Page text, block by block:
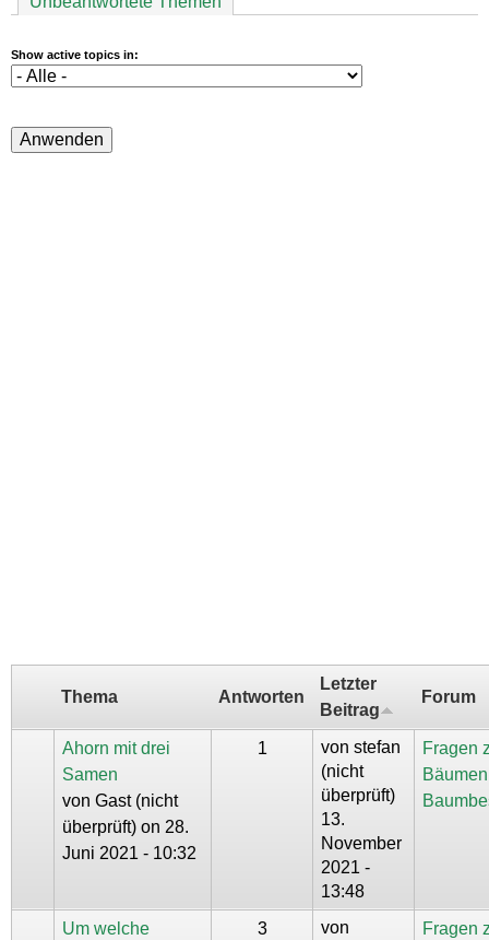
Show active topics in:
Thema Antworten
Letzter
Beitrag
Forum
Ahorn mit drei
Samen
von Gast (nicht
überprüft) on 28.
Juni 2021 - 10:32
1 von stefan
(nicht
überprüft)
13.
November
2021 -
13:48
Fragen
Um welche
3
von
Fragen